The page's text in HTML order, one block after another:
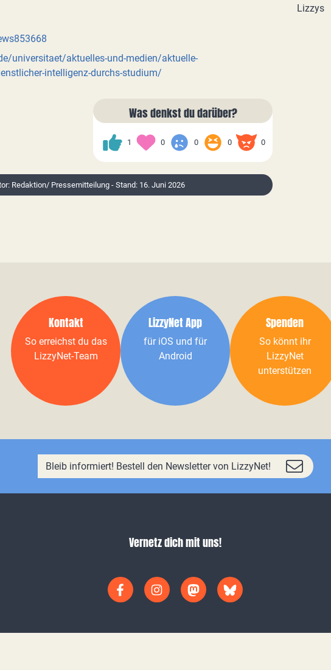
universitaet/aktuelles-und-medien/aktuelle-
intelligenz-durchs-studium/
Was denkst du darüber?
1 0 0 0 0
Redaktion/ Pressemitteilung - Stand: 16. Juni 2026
Lizzys
Kontakt
So erreichst du das
LizzyNet-Team
LizzyNet App
für iOS und für
Android
Spenden
So könnt ihr
LizzyNet
unterstützen
Bleib informiert! Bestell den Newsletter von LizzyNet!
Vernetz dich mit uns!